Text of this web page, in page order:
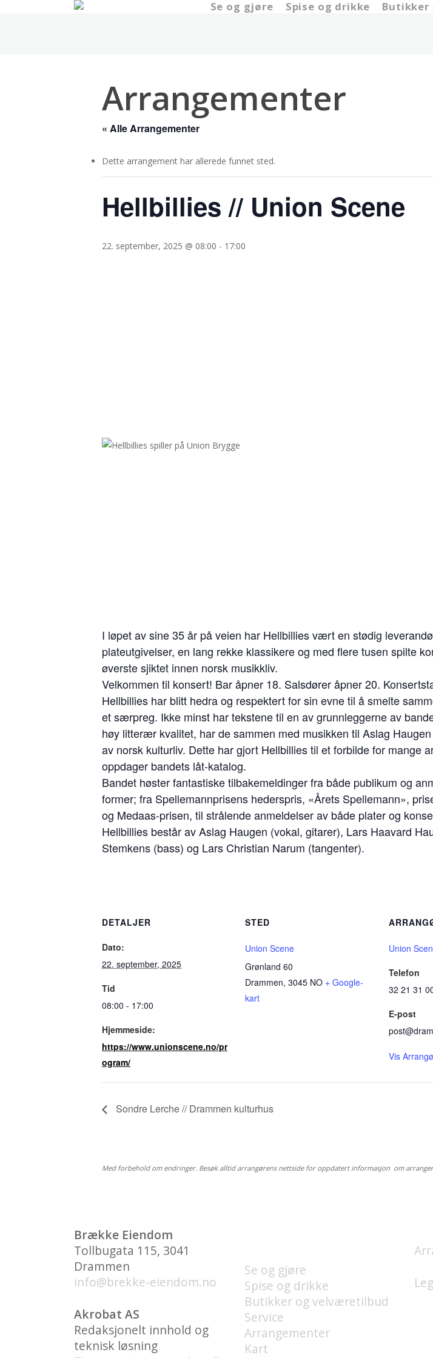
Se og gjøre Spise og drikke
Arrangementer
« Alle Arrangementer
Dette arrangement har allerede funnet sted.
Hellbillies // Union Scene
22. september, 2025 @ 08:00 - 17:00
I løpet av sine 35 år på veien har Hellbillies vært en stødig
plateutgivelser, en lang rekke klassikere og med flere tusen spilte
øverste sjiktet innen norsk musikkliv.
Velkommen til konsert! Bar åpner 18. Salsdører åpner 20.
Hellbillies har blitt hedra og respektert for sin evne til å smelte
et særpreg. Ikke minst har tekstene til en av grunnleggerne av
høy litterær kvalitet, har de sammen med musikken til Aslag
av norsk kulturliv. Dette har gjort Hellbillies til et forbilde for mange
oppdager bandets låt-katalog.
Bandet høster fantastiske tilbakemeldinger fra både publikum og
former; fra Spellemannprisens hederspris, «Årets Spellemann»,
og Medaas-prisen, til strålende anmeldelser av både plater og
Hellbillies består av Aslag Haugen (vokal, gitarer), Lars Haavard
Stemkens (bass) og Lars Christian Narum (tangenter).
DETALJER
Dato:
22. september, 2025
Tid
08:00 - 17:00
Hjemmeside:
https://www.unionscene.no/pr
ogram/
STED
Union Scene
Grønland 60
Drammen, 3045 NO + Google-
kart
Union
Telefon
32 21 31
E-post
Vis
Sondre Lerche // Drammen kulturhus
Med forbehold om endringer. Besøk alltid arrangørens nettside for oppdatert informasjon om
Brække Eiendom
Tollbugata 115, 3041
Drammen
info@brekke-eiendom.no
Akrobat AS
Redaksjonelt innhold og
teknisk løsning
Se og gjøre
Spise og drikke
Butikker og velværetilbud
Service
Arrangementer
Kart